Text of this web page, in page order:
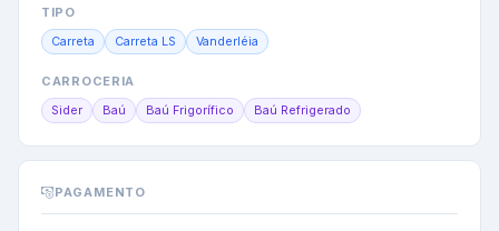
TIPO
Carreta Carreta LS Vanderléia
CARROCERIA
Sider Baú Baú Frigorífico Baú Refrigerado
PAGAMENTO